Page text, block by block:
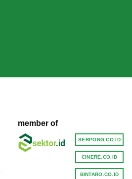
member of
SERPONG.CO.ID
CINERE.CO.ID
BINTARO.CO.ID